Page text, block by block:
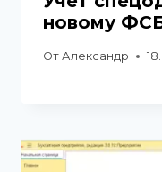
новому
От Александр